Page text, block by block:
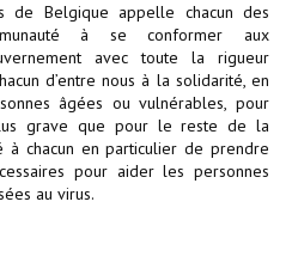
de Belgique appelle chacun des
à se conformer aux
avec toute la rigueur
d’entre nous à la solidarité, en
âgées ou vulnérables, pour
grave que pour le reste de la
à chacun en particulier de prendre
pour aider les personnes
au virus.